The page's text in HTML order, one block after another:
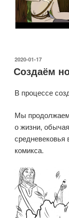
ОПУБЛИКОВАНО
2020-01-17
Создаём
В процессе
Мы продолжаем
о жизни,
средневековья
комикса.